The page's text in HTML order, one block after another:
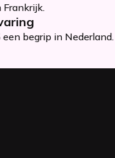
Frankrijk.
begrip in Nederland.